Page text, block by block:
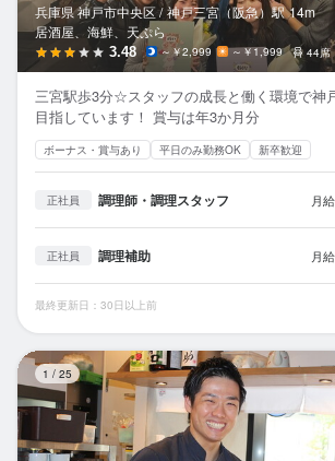
兵庫県 神戸市中央区 / 神戸三宮（阪急）駅 14m
居酒屋、海鮮、天ぷら
3.48 ～￥2,999 ～￥1,999 44席
三宮駅歩3分☆スタッフの成長と働く環境で神
目指しています！ 賞与は年3か月分
ボーナス・賞与あり 平日のみ勤務OK 新卒歓迎
正社員 調理師・調理スタッフ 月給
正社員 調理補助 月給
最終更新日：30日以上前
1 / 25